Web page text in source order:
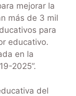
mejorar la
más de 3 mil
para
educativo.
en la
2025”.
del